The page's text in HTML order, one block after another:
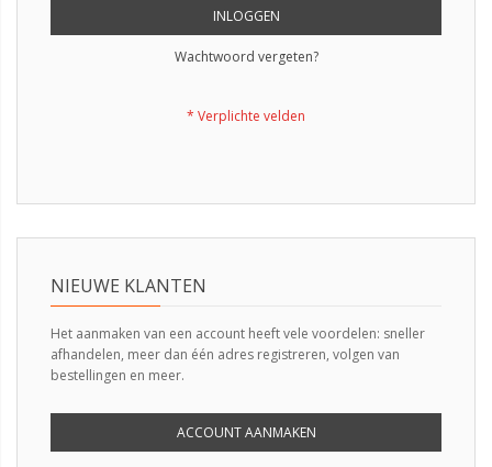
INLOGGEN
Wachtwoord vergeten?
NIEUWE KLANTEN
Het aanmaken van een account heeft vele voordelen: sneller
afhandelen, meer dan één adres registreren, volgen van
bestellingen en meer.
ACCOUNT AANMAKEN